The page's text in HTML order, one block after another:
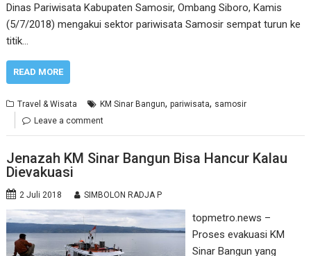
Dinas Pariwisata Kabupaten Samosir, Ombang Siboro, Kamis
(5/7/2018) mengakui sektor pariwisata Samosir sempat turun ke
titik…
READ MORE
Travel & Wisata KM Sinar Bangun,pariwisata, samosir
Leave a comment
Jenazah KM Sinar Bangun Bisa Hancur Kalau
Dievakuasi
2 Juli 2018 SIMBOLON RADJA P
topmetro.news –
Proses evakuasi KM
Sinar Bangun yang